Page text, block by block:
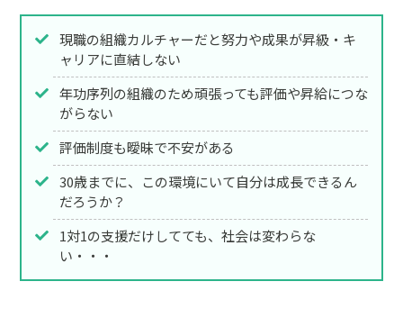
現職の組織カルチャーだと努力や成果が昇級・キ
ャリアに直結しない
年功序列の組織のため頑張っても評価や昇給につな
がらない
評価制度も曖昧で不安がある
30歳までに、この環境にいて自分は成長できるん
だろうか？
1対1の支援だけしてても、社会は変わらな
い・・・